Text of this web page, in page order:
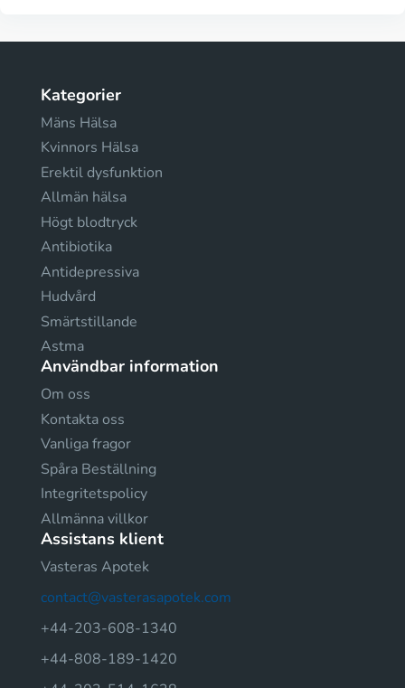
Kategorier
Mäns Hälsa
Kvinnors Hälsa
Erektil dysfunktion
Allmän hälsa
Högt blodtryck
Antibiotika
Antidepressiva
Hudvård
Smärtstillande
Astma
Användbar information
Om oss
Kontakta oss
Vanliga fragor
Spåra Beställning
Integritetspolicy
Allmänna villkor
Assistans klient
Vasteras Apotek
contact@vasterasapotek.com
+44-203-608-1340
+44-808-189-1420